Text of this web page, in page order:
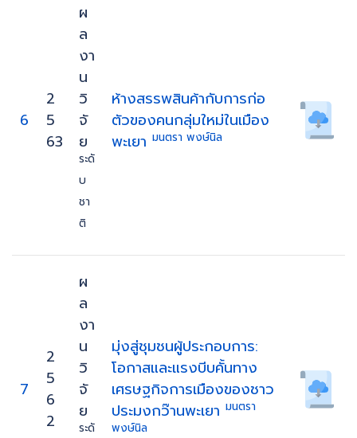
6
2
5
63
ผ
ล
งา
น
วิ
จั
ย
ระดั
บ
ชา
ติ
ห้างสรรพสินค้ากับการก่อ
ตัวของคนกลุ่มใหม่ในเมือง
พะเยา มนตรา พงษ์นิล
7
2
5
6
2
ผ
ล
งา
น
วิ
จั
ย
ระดั
มุ่งสู่ชุมชนผู้ประกอบการ:
โอกาสและแรงบีบคั้นทาง
เศรษฐกิจการเมืองของชาว
ประมงกว๊านพะเยา มนตรา
พงษ์นิล